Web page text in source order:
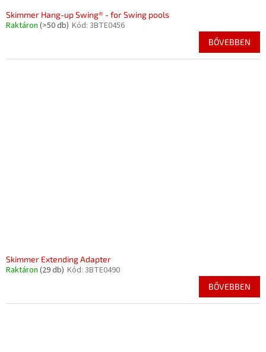
Skimmer Hang-up Swing® - for Swing pools
Raktáron (>50 db) Kód: 3BTE0456
BŐVEBBEN
Skimmer Extending Adapter
Raktáron (29 db) Kód: 3BTE0490
BŐVEBBEN